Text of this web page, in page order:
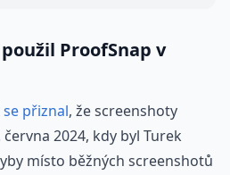
ProofSnap v
se přiznal, že screenshoty
2024, kdy byl Turek
místo běžných screenshotů